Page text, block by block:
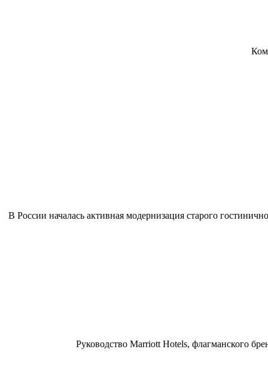
В России началась активная модернизация старого
Руководство Marriott Hotels, флагманского